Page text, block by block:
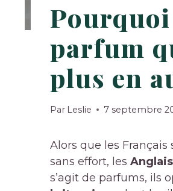
parfum
plus en
Par Leslie 7 septembre
Alors que les
sans effort, les Anglais
s’agit de parfums, ils